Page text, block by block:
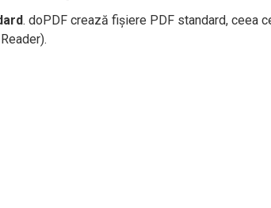
. doPDF crează fișiere PDF standard, ceea